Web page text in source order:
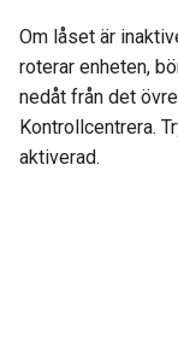
Om låset är
roterar enheten,
nedåt från det
Kontrollcentrera.
aktiverad.